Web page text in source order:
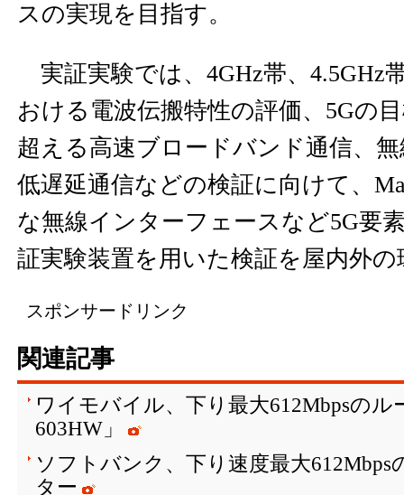
スの実現を目指す。
実証実験では、4GHz帯、4.5GHz
おける電波伝搬特性の評価、5Gの
超える高速ブロードバンド通信、無
低遅延通信などの検証に向けて、
な無線インターフェースなど5G要
証実験装置を用いた検証を屋内外
スポンサードリンク
関連記事
ワイモバイル、下り最大612Mbpsのル
603HW」
ソフトバンク、下り速度最大
ター